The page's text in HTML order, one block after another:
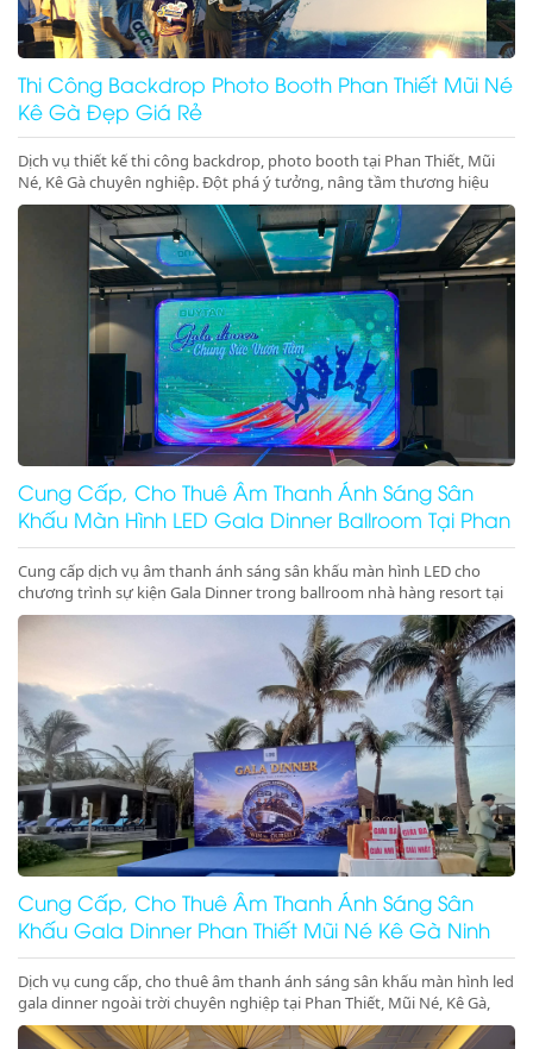
Thi Công Backdrop Photo Booth Phan Thiết Mũi Né
Kê Gà Đẹp Giá Rẻ
Dịch vụ thiết kế thi công backdrop, photo booth tại Phan Thiết, Mũi
Né, Kê Gà chuyên nghiệp. Đột phá ý tưởng, nâng tầm thương hiệu
cho sự kiện của bạn. Gọi ngay!
Cung Cấp, Cho Thuê Âm Thanh Ánh Sáng Sân
Khấu Màn Hình LED Gala Dinner Ballroom Tại Phan
Thiết Mũi Né Kê Gà Ninh Thuận Ninh Chữ Vĩnh Hy
Cung cấp dịch vụ âm thanh ánh sáng sân khấu màn hình LED cho
chương trình sự kiện Gala Dinner trong ballroom nhà hàng resort tại
Phan Thiết, Mũi Né, Kê Gà, Ninh Thuận, Ninh Chữ, Vĩnh Hy chuyên
nghiệp, đẳng cấp. Đặt lịch ngay nhận ưu đãi lớn!
Cung Cấp, Cho Thuê Âm Thanh Ánh Sáng Sân
Khấu Gala Dinner Phan Thiết Mũi Né Kê Gà Ninh
Thuận Giá Rẻ Uy Tín
Dịch vụ cung cấp, cho thuê âm thanh ánh sáng sân khấu màn hình led
gala dinner ngoài trời chuyên nghiệp tại Phan Thiết, Mũi Né, Kê Gà,
Ninh Thuận, Ninh Chữ, Vĩnh Hy. Hệ thống hiện đại, setup trọn gói, gọi